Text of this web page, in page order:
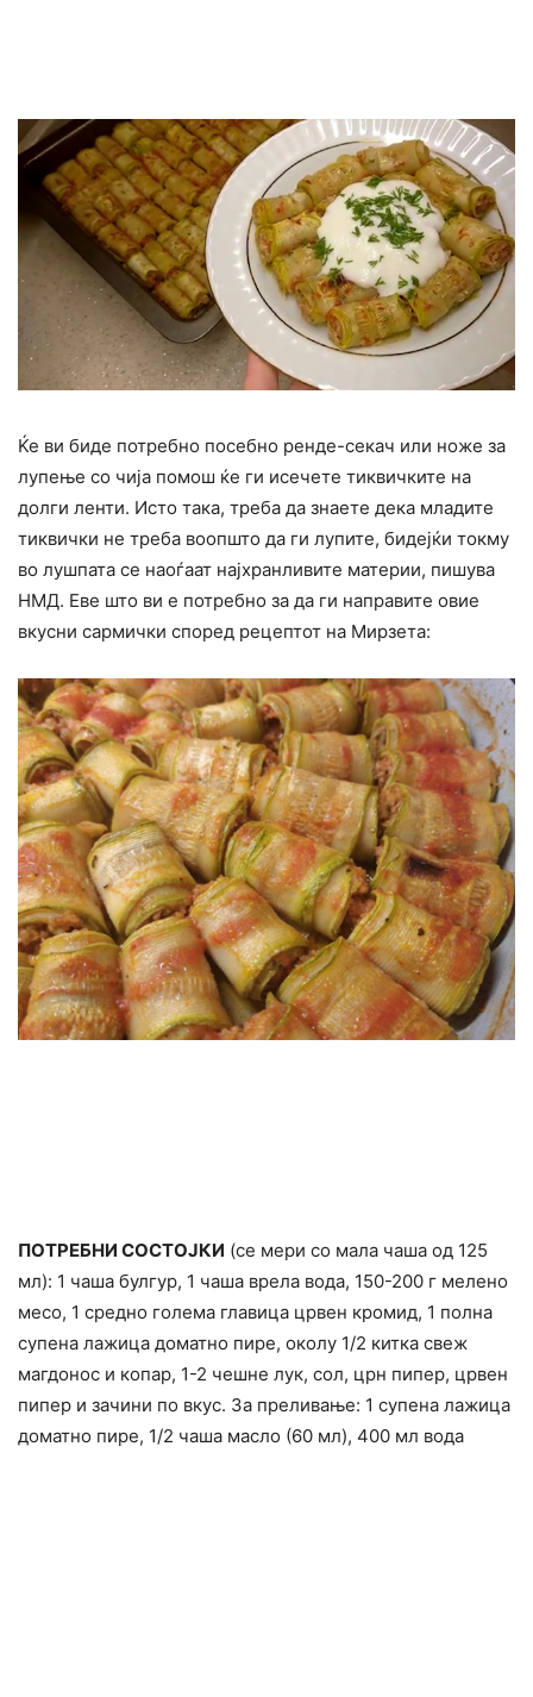
Ќе ви биде потребно посебно ренде-секач или ноже за
лупење со чија помош ќе ги исечете тиквичките на
долги ленти. Исто така, треба да знаете дека младите
тиквички не треба воопшто да ги лупите, бидејќи токму
во лушпата се наоѓаат најхранливите материи, пишува
НМД. Еве што ви е потребно за да ги направите овие
вкусни сармички според рецептот на Мирзета:
ПОТРЕБНИ СОСТОЈКИ (се мери со мала чаша од 125
мл): 1 чаша булгур, 1 чаша врела вода, 150-200 г мелено
месо, 1 средно голема главица црвен кромид, 1 полна
супена лажица доматно пире, околу 1/2 китка свеж
магдонос и копар, 1-2 чешне лук, сол, црн пипер, црвен
пипер и зачини по вкус. За преливање: 1 супена лажица
доматно пире, 1/2 чаша масло (60 мл), 400 мл вода